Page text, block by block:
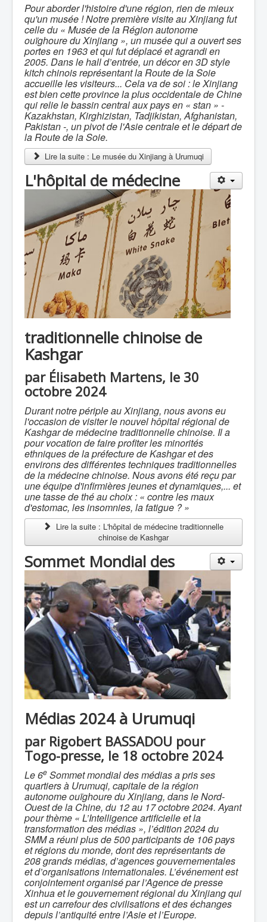
Pour aborder l'histoire d'une région, rien de mieux
qu'un musée ! Notre première visite au Xinjiang fut
celle du « Musée de la Région autonome
ouïghoure du Xinjiang », un musée qui a ouvert ses
portes en 1963 et qui fut déplacé et agrandi en
2005. Dans le hall d’entrée, un décor en 3D style
kitch chinois représentant la Route de la Soie
accueille les visiteurs... Cela va de soi : le Xinjiang
est bien cette province la plus occidentale de Chine
qui relie le bassin central aux pays en « stan » -
Kazakhstan, Kirghizistan, Tadjikistan, Afghanistan,
Pakistan -, un pivot de l'Asie centrale et le départ de
la Route de la Soie.
Lire la suite : Le musée du Xinjiang à Urumuqi
L'hôpital de médecine
traditionnelle chinoise de
Kashgar
par Élisabeth Martens, le 30
octobre 2024
Durant notre périple au Xinjiang, nous avons eu
l'occasion de visiter le nouvel hôpital régional de
Kashgar de médecine traditionnelle chinoise. Il a
pour vocation de faire profiter les minorités
ethniques de la préfecture de Kashgar et des
environs des différentes techniques traditionnelles
de la médecine chinoise. Nous avons été reçu par
une équipe d'infirmières jeunes et dynamiques,... et
une tasse de thé au choix : « contre les maux
d'estomac, les insomnies, la fatigue ? »
Lire la suite : L'hôpital de médecine traditionnelle
chinoise de Kashgar
Sommet Mondial des
Médias 2024 à Urumuqi
par Rigobert BASSADOU pour
Togo-presse, le 18 octobre 2024
Le 6e Sommet mondial des médias a pris ses
quartiers à Urumuqi, capitale de la région
autonome ouïghoure du Xinjiang, dans le Nord-
Ouest de la Chine, du 12 au 17 octobre 2024. Ayant
pour thème « L’Intelligence artificielle et la
transformation des médias », l’édition 2024 du
SMM a réuni plus de 500 participants de 106 pays
et régions du monde, dont des représentants de
208 grands médias, d’agences gouvernementales
et d’organisations internationales. L’événement est
conjointement organisé par l’Agence de presse
Xinhua et le gouvernement régional du Xinjiang qui
est un carrefour des civilisations et des échanges
depuis l’antiquité entre l’Asie et l’Europe.